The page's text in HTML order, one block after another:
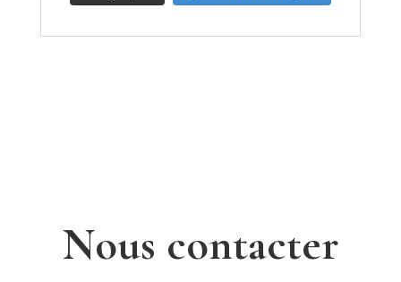
Nous contacter